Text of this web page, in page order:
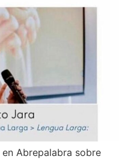
Abrepalabra sobre